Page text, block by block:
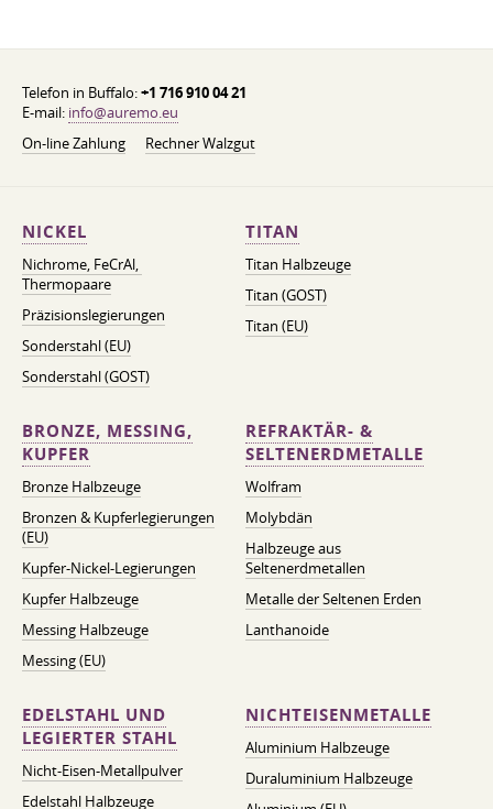
Telefon in Buffalo:+1 716 910 04 21
E-mail: info@auremo.eu
On-line Zahlung
Rechner Walzgut
NICKEL
Nichrome, FeСrAl, ​​
Thermopaare
Präzisionslegierungen
Sonderstahl (EU)
Sonderstahl (GOST)
TITAN
Titan Halbzeuge
Titan (GOST)
Titan (EU)
BRONZE, MESSING,
KUPFER
Bronze Halbzeuge
Bronzen & Kupferlegierungen
(EU)
Kupfer-Nickel-Legierungen
Kupfer Halbzeuge
Messing Halbzeuge
Messing (EU)
REFRAKTÄR- &
SELTENERDMETALLE
Wolfram
Molybdän
Halbzeuge aus
Seltenerdmetallen
Metalle der Seltenen Erden
Lanthanoide
EDELSTAHL UND
LEGIERTER STAHL
Nicht-Eisen-Metallpulver
Edelstahl Halbzeuge
NICHTEISENMETALLE
Aluminium Halbzeuge
Duraluminium Halbzeuge